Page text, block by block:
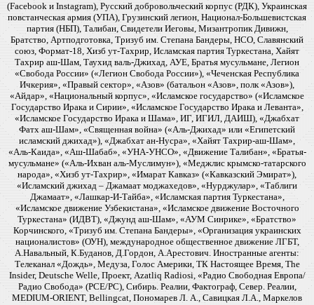
(Facebook и Instagram), Русский добровольческий корпус (РДК), Украинская
повстанческая армия (УПА), Грузинский легион, Национал-Большевистская
партия (НБП), Талибан, Свидетели Иеговы, Мизантропик Дивижн,
Братство, Артподготовка, Тризуб им. Степана Бандеры, НСО, Славянский
союз, Формат-18, Хизб ут-Тахрир, Исламская партия Туркестана, Хайят
Тахрир аш-Шам, Таухид валь-Джихад, АУЕ, Братья мусульмане, Легион
«Свобода России» («Легион Свобода России»), «Чеченская Республика
Ичкерия», «Правый сектор», «Азов» (батальон «Азов», полк «Азов»),
«Айдар», «Национальный корпус», «Исламское государство» («Исламское
Государство Ирака и Сирии», «Исламское Государство Ирака и Леванта»,
«Исламское Государство Ирака и Шама», ИГ, ИГИЛ, ДАИШ), «Джабхат
Фатх аш-Шам», «Священная война» («Аль-Джихад» или «Египетский
исламский джихад»), «Джабхат ан-Нусра», «Хайят Тахрир-аш-Шам»,
«Аль-Каида», «Аш-Шабаб», «УНА-УНСО», «Движение Талибан», «Братья-
мусульмане» («Аль-Ихван аль-Муслимун»), «Меджлис крымско-татарского
народа», «Хизб ут-Тахрир», «Имарат Кавказ» («Кавказский Эмират»),
«Исламский джихад – Джамаат моджахедов», «Нурджулар», «Таблиги
Джамаат», «Лашкар-И-Тайба», «Исламская партия Туркестана»,
«Исламское движение Узбекистана», «Исламское движение Восточного
Туркестана» (ИДВТ), «Джунд аш-Шам», «АУМ Синрике», «Братство»
Корчинского, «Тризуб им. Степана Бандеры», «Организация украинских
националистов» (ОУН), международное общественное движение ЛГБТ,
А.Навальный, К.Буданов, Д.Гордон, А.Арестович. Иностранные агенты:
Телеканал «Дождь», Медуза, Голос Америки, ТК Настоящее Время, The
Insider, Deutsche Welle, Проект, Azatliq Radiosi, «Радио Свободная Европа/
Радио Свобода» (PCE/PC), Сибирь. Реалии, Фактограф, Север. Реалии,
MEDIUM-ORIENT, Bellingcat, Пономарев Л. А., Савицкая Л.А., Маркелов